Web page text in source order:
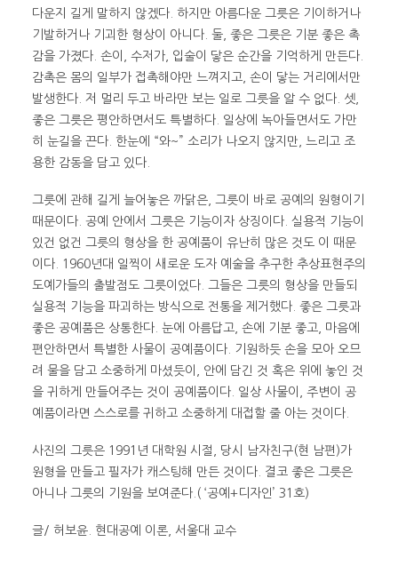
다운지 길게 말하지 않겠다. 하지만 아름다운 그릇은 기이하거나
기발하거나 기괴한 형상이 아니다. 둘, 좋은 그릇은 기분 좋은 촉
감을 가졌다. 손이, 수저가, 입술이 닿은 순간을 기억하게 만든다.
감촉은 몸의 일부가 접촉해야만 느껴지고, 손이 닿는 거리에서만
발생한다. 저 멀리 두고 바라만 보는 일로 그릇을 알 수 없다. 셋,
좋은 그릇은 평안하면서도 특별하다. 일상에 녹아들면서도 가만
히 눈길을 끈다. 한눈에 “와~” 소리가 나오지 않지만, 느리고 조
용한 감동을 담고 있다.
그릇에 관해 길게 늘어놓은 까닭은, 그릇이 바로 공예의 원형이기
때문이다. 공예 안에서 그릇은 기능이자 상징이다. 실용적 기능이
있건 없건 그릇의 형상을 한 공예품이 유난히 많은 것도 이 때문
이다. 1960년대 일찍이 새로운 도자 예술을 추구한 추상표현주의
도예가들의 출발점도 그릇이었다. 그들은 그릇의 형상을 만들되
실용적 기능을 파괴하는 방식으로 전통을 제거했다. 좋은 그릇과
좋은 공예품은 상통한다. 눈에 아름답고, 손에 기분 좋고, 마음에
편안하면서 특별한 사물이 공예품이다. 기원하듯 손을 모아 오므
려 물을 담고 소중하게 마셨듯이, 안에 담긴 것 혹은 위에 놓인 것
을 귀하게 만들어주는 것이 공예품이다. 일상 사물이, 주변이 공
예품이라면 스스로를 귀하고 소중하게 대접할 줄 아는 것이다.
사진의 그릇은 1991년 대학원 시절, 당시 남자친구(현 남편)가
원형을 만들고 필자가 캐스팅해 만든 것이다. 결코 좋은 그릇은
아니나 그릇의 기원을 보여준다.( ‘공예+디자인’ 31호)
글/ 허보윤. 현대공예 이론, 서울대 교수